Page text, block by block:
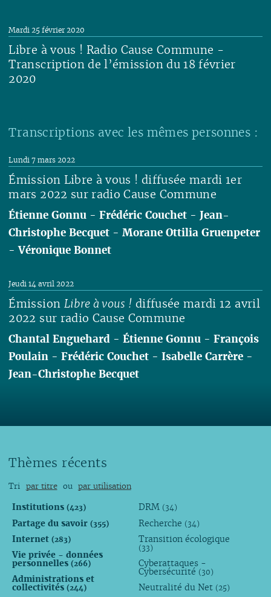
Lire
Libre à vous ! Radio Cause Commune -
Transcription de l’émission du 18 février
2020
Mardi 25 février 2020
Transcriptions avec les mêmes personnes :
Émission Libre à vous ! diffusée mardi 1er
mars 2022 sur radio Cause Commune
Lundi 7 mars 2022
Étienne Gonnu -Frédéric Couchet -Jean-
Christophe Becquet -Morane Ottilia Gruenpeter
-Véronique Bonnet
Lire
Émission Libre à vous ! diffusée mardi 12 avril
2022 sur radio Cause Commune
Jeudi 14 avril 2022
Chantal Enguehard -Étienne Gonnu -François
Poulain -Frédéric Couchet -Isabelle Carrère -
Jean-Christophe Becquet
Thèmes récents
Tri par titre ou par utilisation
Institutions (423)
Partage du savoir (355)
Internet (283)
Vie privée - données
personnelles (266)
Administrations et
collectivités (244)
DRM (34)
Recherche (34)
Transition écologique
(33)
Cyberattaques -
Cybersécurité (30)
Neutralité du Net (25)